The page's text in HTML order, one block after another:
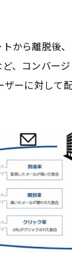
から離脱後、
、コンバージ
ザーに対して